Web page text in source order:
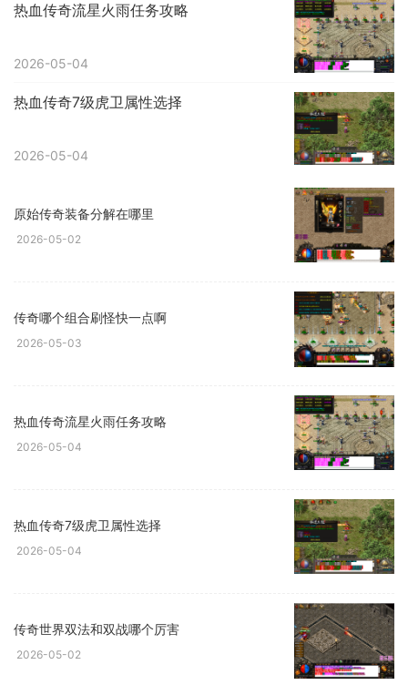
热血传奇流星火雨任务攻略
2026-05-04
热血传奇7级虎卫属性选择
2026-05-04
原始传奇装备分解在哪里
2026-05-02
传奇哪个组合刷怪快一点啊
2026-05-03
热血传奇流星火雨任务攻略
2026-05-04
热血传奇7级虎卫属性选择
2026-05-04
传奇世界双法和双战哪个厉害
2026-05-02